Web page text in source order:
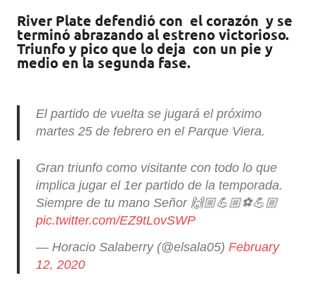
River Plate defendió con el corazón y se
terminó abrazando al estreno victorioso.
Triunfo y pico que lo deja con un pie y
medio en la segunda fase.
El partido de vuelta se jugará el próximo
martes 25 de febrero en el Parque Viera.
Gran triunfo como visitante con todo lo que
implica jugar el 1er partido de la temporada.
Siempre de tu mano Señor 🙌🏼💪🏼⚽️💪🏼
pic.twitter.com/EZ9tLovSWP
— Horacio Salaberry (@elsala05) February
12, 2020